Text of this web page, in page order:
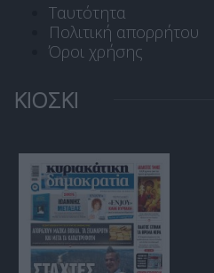
Ταυτότητα
Πολιτική απορρήτου
Όροι χρήσης
ΚΙΟΣΚΙ